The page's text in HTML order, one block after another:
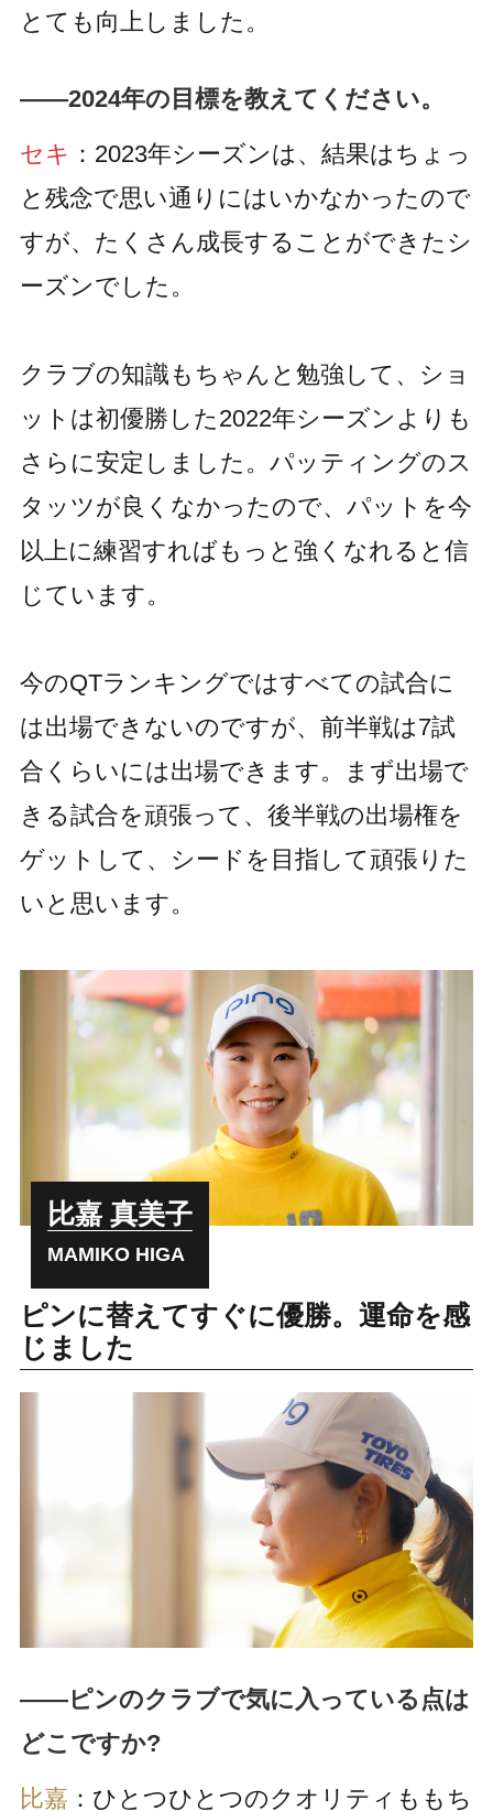
とても向上しました。
――2024年の目標を教えてください。
セキ ：2023年シーズンは、結果はちょっ
と残念で思い通りにはいかなかったので
すが、たくさん成長することができたシ
ーズンでした。
クラブの知識もちゃんと勉強して、ショ
ットは初優勝した2022年シーズンよりも
さらに安定しました。パッティングのス
タッツが良くなかったので、パットを今
以上に練習すればもっと強くなれると信
じています。
今のQTランキングではすべての試合に
は出場できないのですが、前半戦は7試
合くらいには出場できます。まず出場で
きる試合を頑張って、後半戦の出場権を
ゲットして、シードを目指して頑張りた
いと思います。
比嘉 真美子
MAMIKO HIGA
ピンに替えてすぐに優勝。運命を感
じました
――ピンのクラブで気に入っている点は
どこですか?
比嘉 ：ひとつひとつのクオリティももち